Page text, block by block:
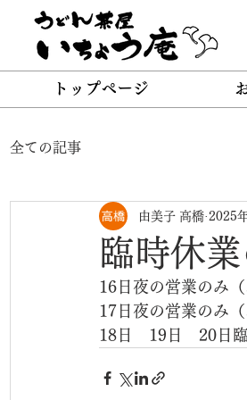
トップページ
全ての記事
臨時休
由美子 高橋 2025
16日夜の営業のみ
17日夜の営業のみ
18日　19日　20日